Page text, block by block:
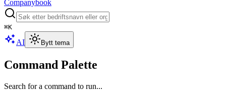
Companybook
⌘K
AI Bytt tema
Command Palette
Search for a command to run...